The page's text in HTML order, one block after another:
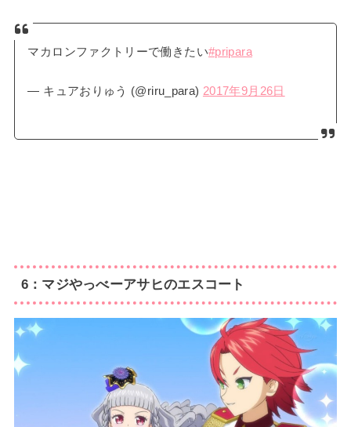
マカロンファクトリーで働きたい#pripara
— キュアおりゅう (@riru_para) 2017年9月26日
6：マジやっべーアサヒのエスコート